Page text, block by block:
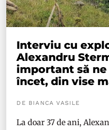
Interviu cu
Alexandru
important să
încet, din vise
DE BIANCA VASILE
La doar 37 de ani,